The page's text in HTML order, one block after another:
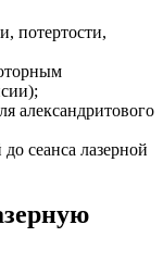
потертости,
александритового
сеанса лазерной